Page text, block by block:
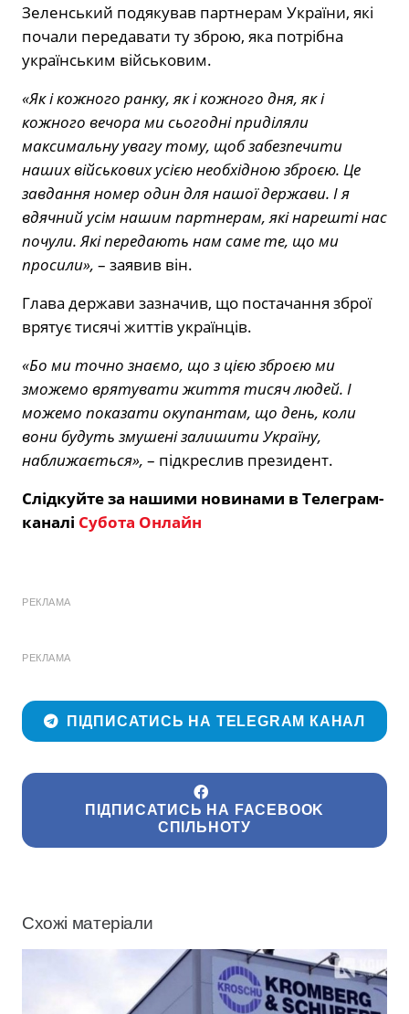
Зеленський подякував партнерам України, які
почали передавати ту зброю, яка потрібна
українським військовим.
«Як і кожного ранку, як і кожного дня, як і
кожного вечора ми сьогодні приділяли
максимальну увагу тому, щоб забезпечити
наших військових усією необхідною зброєю. Це
завдання номер один для нашої держави. І я
вдячний усім нашим партнерам, які нарешті нас
почули. Які передають нам саме те, що ми
просили», – заявив він.
Глава держави зазначив, що постачання зброї
врятує тисячі життів українців.
«Бо ми точно знаємо, що з цією зброєю ми
зможемо врятувати життя тисяч людей. І
можемо показати окупантам, що день, коли
вони будуть змушені залишити Україну,
наближається», – підкреслив президент.
Слідкуйте за нашими новинами в Телеграм-
каналі Субота Онлайн
РЕКЛАМА
РЕКЛАМА
ПІДПИСАТИСЬ НА TELEGRAM КАНАЛ
ПІДПИСАТИСЬ НА FACEBOOK
СПІЛЬНОТУ
Схожі матеріали